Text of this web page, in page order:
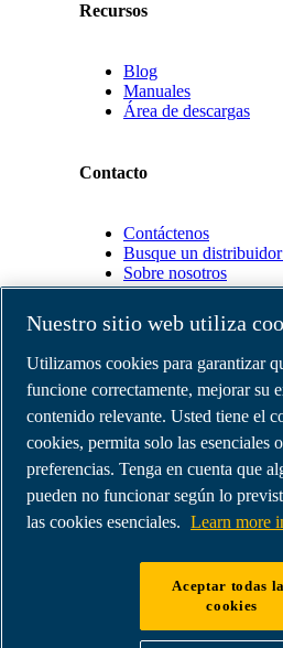
Recursos
Blog
Manuales
Área de descargas
Contacto
Contáctenos
Busque un
Sobre nosotros
Socios
Área
de
distribuidores
E-
Connect
2.0
Business
Portal
Gallery
Compresores de aire
Nuestro sitio web utiliza
Utilizamos cookies para garantizar
funcione correctamente, mejorar su
contenido relevante. Usted tiene el
cookies, permita solo las esenciales
preferencias. Tenga en cuenta que
pueden no funcionar según lo
las cookies esenciales. Learn more
Aceptar todas
cookies